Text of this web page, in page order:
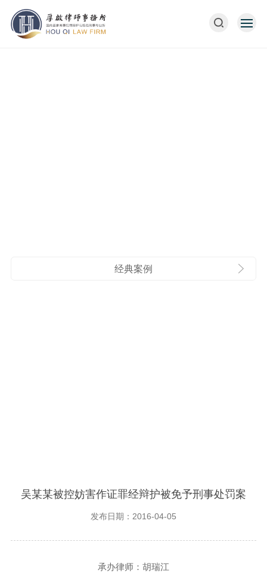
经典案例
吴某某被控妨害作证罪经辩护被免予刑事处罚案
发布日期：2016-04-05
承办律师：胡瑞江